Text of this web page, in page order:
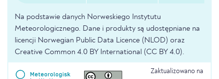
Na podstawie danych Norweskiego Instytutu
Meteorologicznego. Dane i produkty są udostępniane na
licencji Norwegian Public Data Licence (NLOD) oraz
Creative Common 4.0 BY International (CC BY 4.0).
Zaktualizowano na